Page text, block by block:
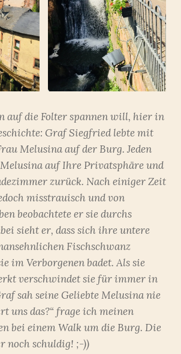
auf die Folter spannen will, hier in
Graf Siegfried lebte mit
Melusina auf der Burg. Jeden
Melusina auf Ihre Privatsphäre und
zurück. Nach einiger Zeit
misstrauisch und von
beobachtete er sie durchs
sieht er, dass sich ihre untere
Fischschwanz
im Verborgenen badet. Als sie
verschwindet sie für immer in
sah seine Geliebte Melusina nie
uns das?“ frage ich meinen
bei einem Walk um die Burg. Die
noch schuldig! ;-))